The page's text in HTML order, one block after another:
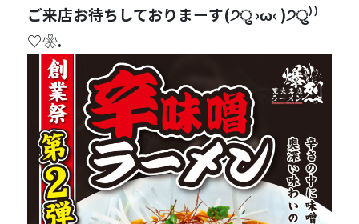
ご来店お待ちしておりまーす(੭ु ›ω‹ )੭ु⁾⁾
♡❀.